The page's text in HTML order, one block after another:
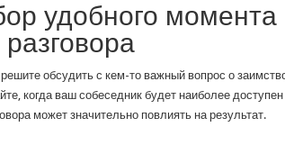
удобного момента
обсудить с кем-то важный вопрос о
когда ваш собеседник будет наиболее
может значительно повлиять на результат.